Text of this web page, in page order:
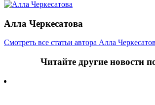
Алла Черкесатова
Смотреть все статьи автора Алла
Читайте другие новости